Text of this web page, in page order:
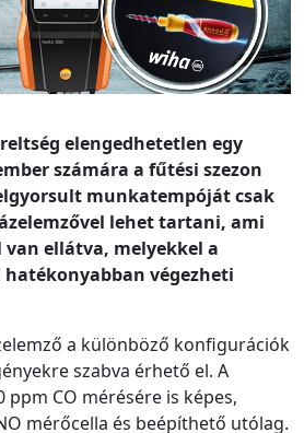
elengedhetetlen egy
számára a fűtési szezon
munkatempóját csak
lehet tartani, ami
ellátva, melyekkel a
végezheti
a különböző konfigurációk
szabva érhető el. A
ppm CO mérésére is képes,
mérőcella és beépíthető utólag.